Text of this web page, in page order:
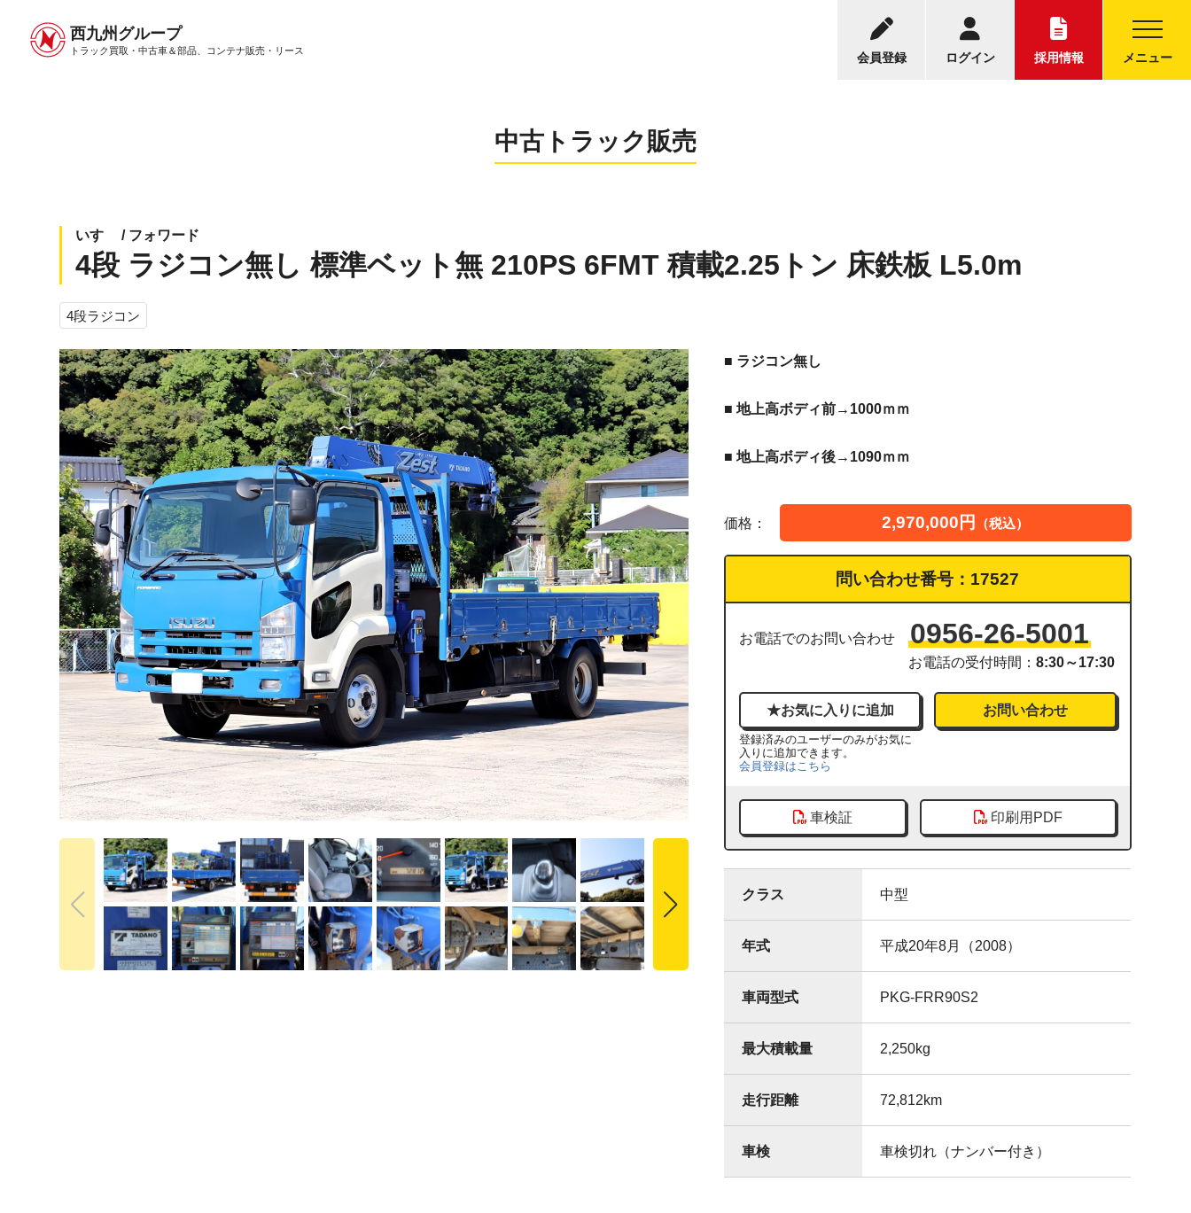
西九州グループ
トラック買取・中古車＆部品、 コンテナ販売・リース 会員登録 ログイン 採用情報 メニュー
中古トラック販売トップ
お電話の受付時間：8:30～17:30
中古トラックについてのお問い合わせ
中古トラック販売
いすゞ / フォワード
4段 ラジコン無し 標準ベット無 210PS 6FMT 積載2.25トン 床鉄板 L5.0m
4段ラジコン
■ ラジコン無し
■ 地上高ボディ前→1000ｍｍ
■ 地上高ボディ後→1090ｍｍ
価格： 2,970,000 円 （税込）
問い合わせ番号： 17527
お電話でのお問い合わせ 0956-26-5001
お電話の受付時間： 8:30～17:30
登録済みのユーザーのみがお気に
入りに追加できます。
会員登録はこちら
お問い合わせ
車検証 印刷用PDF
クラス 中型
年式 平成20年8月（2008）
車両型式 PKG-FRR90S2
最大積載量 2,250kg
走行距離 72,812km
車検 車検切れ（ナンバー付き）